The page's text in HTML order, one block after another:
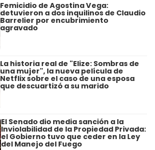
Femicidio de Agostina Vega:
detuvieron a dos inquilinos de Claudio
Barrelier por encubrimiento
agravado
La historia real de "Elize: Sombras de
una mujer", la nueva película de
Netflix sobre el caso de una esposa
que descuartizó a su marido
El Senado dio media sanción a la
Inviolabilidad de la Propiedad Privada:
el Gobierno tuvo que ceder en la Ley
del Manejo del Fuego